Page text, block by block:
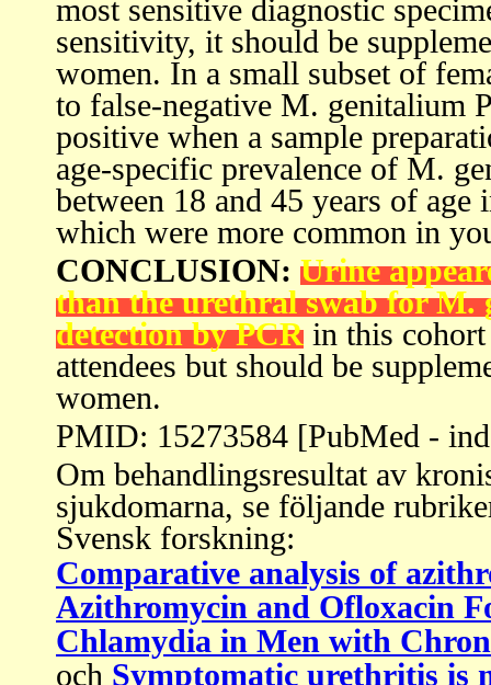
most sensitive diagnostic
sensitivity, it should be
women. In a small subset of
to false-negative M. genitalium
positive when a sample
age-specific prevalence of M.
between 18 and 45 years of
which were more common in
CONCLUSION: Urine
than the urethral swab for M.
detection by PCR in this
attendees but should be
women.
PMID: 15273584 [PubMed -
Om behandlingsresultat av
sjukdomarna, se följande
Svensk forskning:
Comparative analysis of
Azithromycin and Ofloxacin
Chlamydia in Men with
och Symptomatic urethritis is